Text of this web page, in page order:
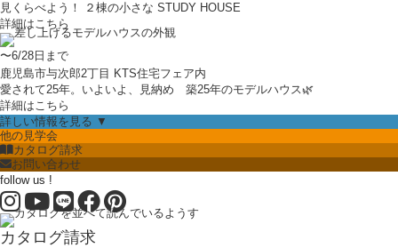
見くらべよう！ ２棟の小さな STUDY HOUSE
詳細はこちら
〜6/28日まで
鹿児島市与次郎2丁目 KTS住宅フェア内
愛されて25年。いよいよ、見納め 築25年のモデルハウス🌿
詳細はこちら
詳しい情報を見る ▼
他の見学会
カタログ請求
お問い合わせ
follow us !
カタログ請求